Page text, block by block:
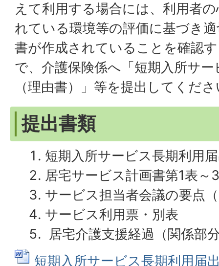
えて利用する場合には、利用者
れている環境等の評価に基づき
書が作成されていることを確認
で、介護保険係へ「短期入所サ
（理由書）」等を提出してくだ
提出書類
短期入所サービス長期利用
居宅サービス計画書第1表～
サービス担当者会議の要点
サービス利用票・別表
居宅介護支援経過（関係部
短期入所サービス長期利用届